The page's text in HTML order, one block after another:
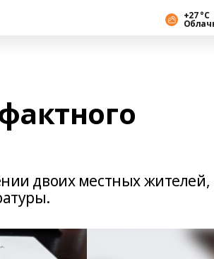
+27 °С
двоих местных жителей,